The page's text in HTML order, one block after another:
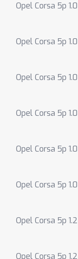
Opel Corsa 5p
Opel Corsa 5p
Opel Corsa 5p
Opel Corsa 5p
Opel Corsa 5p
Opel Corsa 5p
Opel Corsa 5p 1.2
Opel Corsa 5p